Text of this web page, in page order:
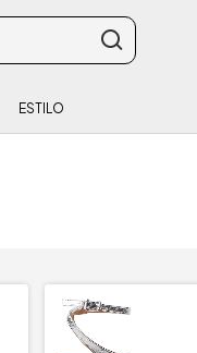
ESTILO